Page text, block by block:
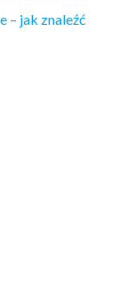
– jak znaleźć